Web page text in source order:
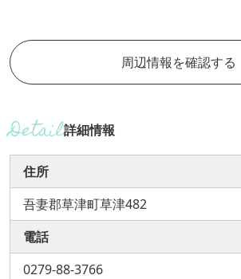
周辺情報を確認する
詳細情報
住所
吾妻郡草津町草津482
電話
0279-88-3766